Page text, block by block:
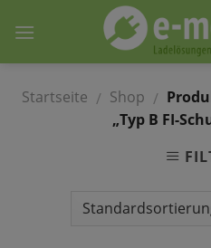
Startseite / Shop /
„Typ B FI-